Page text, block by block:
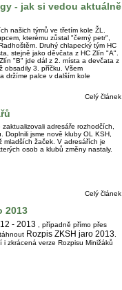
- jak si vedou aktuálně
našich týmů ve třetím kole ŽL.
kterému zůstal "černý petr",
Druhý chlapecký tým HC
stejně jako děvčata z HC Zlín "A".
"B" jde dál z 2. místa a devčata z
obsadily 3. příčku. Všem
držíme palce v dalším kole
Celý článek
adresáře rozhodčích,
Doplnili jsme nově kluby OL KSH,
mladších žaček. V adresářích je
osob a klubů změny nastaly.
Celý článek
2013
- 2013
, případně přímo přes
Rozpis ZKSH jaro 2013
zkrácená verze Rozpisu Minižáků